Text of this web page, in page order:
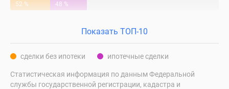
52 % 48 %
Показать ТОП-10
сделки без ипотеки ипотечные сделки
Статистическая информация по данным Федеральной
службы государственной регистрации, кадастра и